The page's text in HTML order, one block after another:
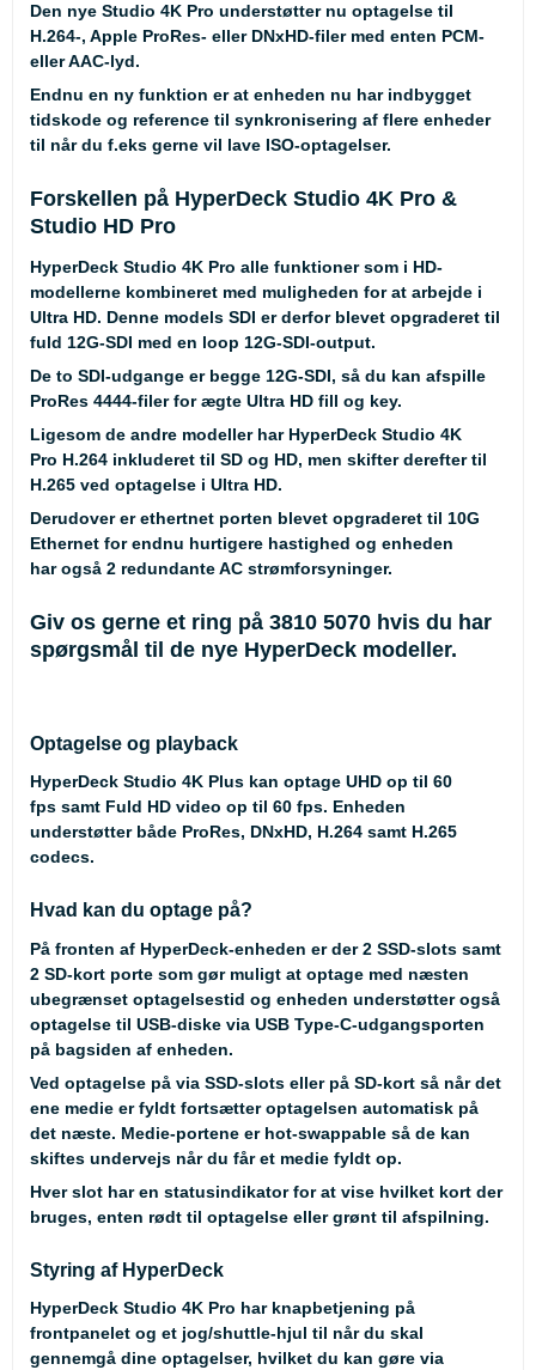
Den nye Studio 4K Pro understøtter nu optagelse til
H.264-, Apple ProRes- eller DNxHD-filer med enten PCM-
eller AAC-lyd.
Endnu en ny funktion er at enheden nu har indbygget
tidskode og reference til synkronisering af flere enheder
til når du f.eks gerne vil lave ISO-optagelser.
Forskellen på HyperDeck Studio 4K Pro &
Studio HD Pro
HyperDeck Studio 4K Pro alle funktioner som i HD-
modellerne kombineret med muligheden for at arbejde i
Ultra HD. Denne models SDI er derfor blevet opgraderet til
fuld 12G-SDI med en loop 12G-SDI-output.
De to SDI-udgange er begge 12G-SDI, så du kan afspille
ProRes 4444-filer for ægte Ultra HD fill og key.
Ligesom de andre modeller har HyperDeck Studio 4K
Pro H.264 inkluderet til SD og HD, men skifter derefter til
H.265 ved optagelse i Ultra HD.
Derudover er ethertnet porten blevet opgraderet til 10G
Ethernet for endnu hurtigere hastighed og enheden
har også 2 redundante AC strømforsyninger.
Giv os gerne et ring på 3810 5070 hvis du har
spørgsmål til de nye HyperDeck modeller.
Optagelse og playback
HyperDeck Studio 4K Plus kan optage UHD op til 60
fps samt Fuld HD video op til 60 fps. Enheden
understøtter både ProRes, DNxHD, H.264 samt H.265
codecs.
Hvad kan du optage på?
På fronten af HyperDeck-enheden er der 2 SSD-slots samt
2 SD-kort porte som gør muligt at optage med næsten
ubegrænset optagelsestid og enheden understøtter også
optagelse til USB-diske via USB Type-C-udgangsporten
på bagsiden af enheden.
Ved optagelse på via SSD-slots eller på SD-kort så når det
ene medie er fyldt fortsætter optagelsen automatisk på
det næste. Medie-portene er hot-swappable så de kan
skiftes undervejs når du får et medie fyldt op.
Hver slot har en statusindikator for at vise hvilket kort der
bruges, enten rødt til optagelse eller grønt til afspilning.
Styring af HyperDeck
HyperDeck Studio 4K Pro har knapbetjening på
frontpanelet og et jog/shuttle-hjul til når du skal
gennemgå dine optagelser, hvilket du kan gøre via